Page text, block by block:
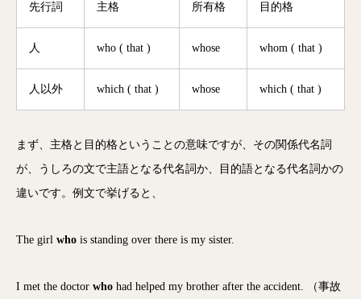
先行詞 主格 所有格 目的格
人 who ( that ) whose whom ( that )
人以外 which ( that ) whose which ( that )
まず、主格と目的格ということの意味ですが、その関係代名詞
が、うしろの文で主語となる代名詞か、目的語となる代名詞かの
違いです。例文で挙げると、
The girl who is standing over there is my sister.
I met the doctor who had helped my brother after the accident. （事故